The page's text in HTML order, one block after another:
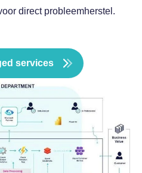
direct probleemherstel.
services